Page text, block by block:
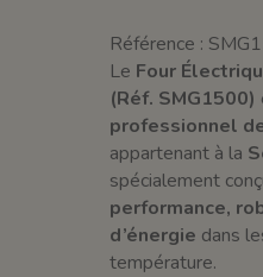
Référence :
Le Four
(Réf. SMG1500)
professionnel
appartenant à la
spécialement
performance,
d’énergie dans
température.